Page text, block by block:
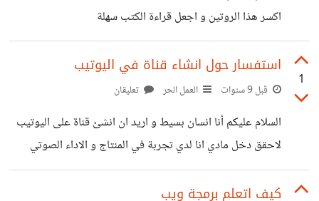
اكسر هذا الروتين و اجعل قراءة الكتب سهلة
1
استفسار حول انشاء قناة في اليوتيب
قبل 9 سنوات العمل الحر تعليقان
السلام عليكم أنا انسان بسيط و اريد ان انشئ قناة على اليوتيب
لاحقق دخل مادي انا لدي تجربة في المنتاج و الاداء الصوتي
فبماذا تنصحوني و تخصص القناة التي اريدها هي خاص
بهاردوير و القايمنغ
كيف اتعلم برمجة ويب